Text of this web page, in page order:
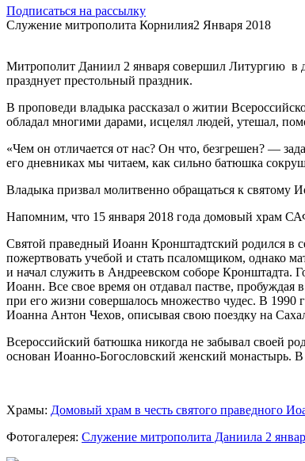
Подписаться на рассылку
Служение митрополита Корнилия2 Января 2018
Митрополит Даниил 2 января совершил Литургию в
празднует престольный праздник.
В проповеди владыка рассказал о житии
обладал многими дарами, исцелял людей, утешал,
«Чем он отличается от нас? Он что, безгрешен? —
его дневниках мы читаем, как сильно батюшка
Владыка призвал молитвенно обращаться к святому
Напомним, что 15 января 2018 года домовый храм
Святой праведный Иоанн Кронштадтский родился в
пожертвовать учебой и стать псаломщиком, однако
и начал служить в Андреевском соборе Кронштадта.
Иоанн. Все свое время он отдавал пастве,
при его жизни совершалось множество чудес. В 1990
Иоанна Антон Чехов, описывая свою поездку на
Всероссийский батюшка никогда не забывал своей
основан Иоанно-Богословский женский монастырь.
Храмы: Домовый храм в честь святого праведного
Фотогалерея: Служение митрополита Даниила 2